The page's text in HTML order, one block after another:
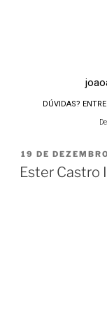
DÚVIDAS?
19 DE
Ester Castro